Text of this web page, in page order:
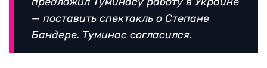
— поставить спектакль о Степане
Бандере. Туминас согласился.